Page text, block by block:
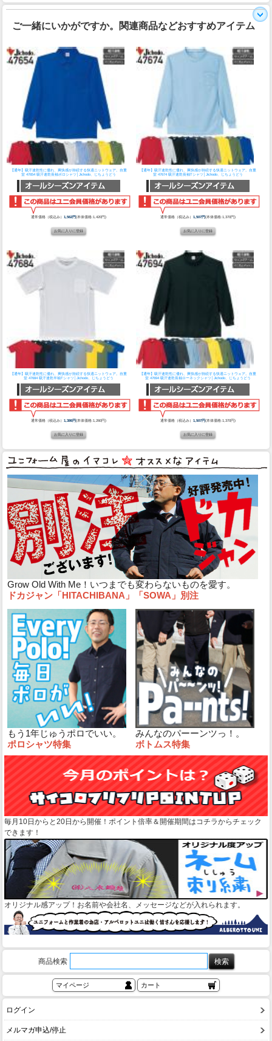
ご一緒にいかがですか。関連商品などおすすめアイテム
【通年】吸汗速乾性に優れ、爽快感が持続する快適ニットウェア。自重
堂 47654 吸汗速乾長袖ポロシャツ│Jichodo、じちょうどう
通常価格（税込み）1,562円(本体価格:1,420円)
【通年】吸汗速乾性に優れ、爽快感が持続する快適ニットウェア。 自重
堂 47674 吸汗速乾長袖Tシャツ│Jichodo、じちょうどう
通常価格（税込み） 1,507円(本体価格:1,370円)
【通年】吸汗速乾性に優れ、爽快感が持続する快適ニットウェア。自重
堂 47684 吸汗速乾半袖Tシャツ│Jichodo、じちょうどう
通常価格（税込み）1,386円(本体価格:1,260円)
【通年】吸汗速乾性に優れ、爽快感が持続する快適ニットウェア。 自重
堂 47694 吸汗速乾長袖ローネックシャツ│Jichodo、じちょうどう
通常価格（税込み） 1,507円(本体価格:1,370円)
Grow Old With Me！いつまでも変わらないものを愛す。
ドカジャン「HITACHIBANA」「SOWA」別注
もう1年じゅうポロでいい。
ポロシャツ特集
みんなのパーーンツっ！。
ボトムス特集
毎月10日からと20日から開催！ポイント倍率＆開催期間はコチラからチェック
できます！
オリジナル感アップ！お名前や会社名、メッセージなどが入れられます。
商品検索
マイページ カート
ログイン
メルマガ申込/停止